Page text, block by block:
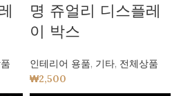
명 쥬얼리 디스플레
이 박스
인테리어 용품, 기타, 전체상품
₩2,500